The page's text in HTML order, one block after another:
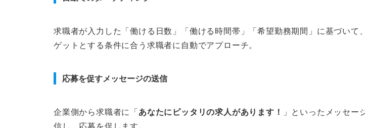
求職者が入力した「働ける日数」「働ける時間帯」「希望勤務期間」に基づいて
ゲットとする条件に合う求職者に自動でアプローチ。
応募を促すメッセージの送信
企業側から求職者に「あなたにピッタリの求人があります！
」といったメッセー